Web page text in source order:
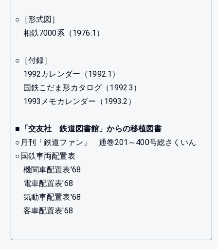
○［形式図］
相鉄7000系（1976.1）
○［付録］
1992カレンダー（1992.1）
国鉄こだま形カタログ（1992.3）
1993メモカレンダー（1993.2）
■「交友社 鉄道図書館」からの移植図書
○月刊「鉄道ファン」 通巻201～400号総さくいん
○国鉄車両配置表
機関車配置表'68
電車配置表'68
気動車配置表'68
客車配置表'68